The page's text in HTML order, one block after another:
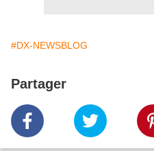
#DX-NEWSBLOG
Partager